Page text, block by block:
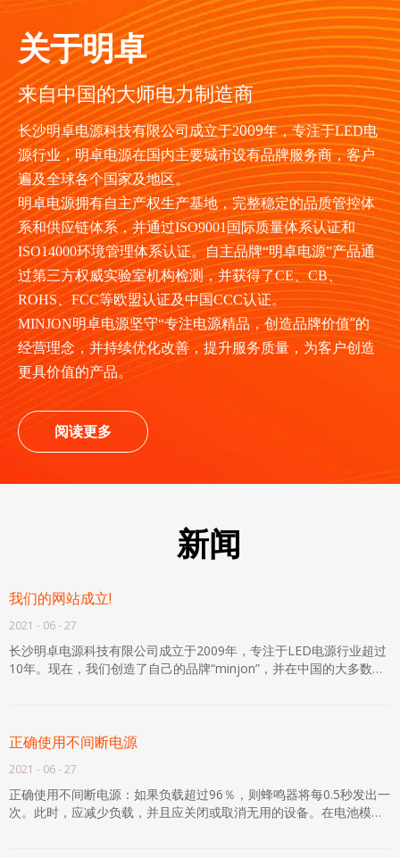
关于明卓
来自中国的大师电力制造商
长沙明卓电源科技有限公司成立于2009年，专注于LED电
源行业，明卓电源在国内主要城市设有品牌服务商，客户
遍及全球各个国家及地区。
明卓电源拥有自主产权生产基地，完整稳定的品质管控体
系和供应链体系，并通过ISO9001国际质量体系认证和
ISO14000环境管理体系认证。自主品牌“明卓电源”产品通
过第三方权威实验室机构检测，并获得了CE、CB、
ROHS 、FCC等欧盟认证及中国CCC认证。
MINJON明卓电源坚守“专注电源精品，创造品牌价值”的
经营理念，并持续优化改善，提升服务质量 ， 为客户创造
更具价值的产品。
阅读更多
新闻
我们的网站成立!
2021 - 06-27
长沙明卓电源科技有限公司成立于2009年，专注于LED电源行业超过
10年。现在，我们创造了自己的品牌“minjon”，并在中国的大多数主
组件，确保LED电源的高质量和稳定性。我们的产品广泛用于广告标
正确使用不间断电源
2021 - 06-27
正确使用不间断电源：如果负载超过96％，则蜂鸣器将每0.5秒发出一
次。此时，应减少负载，并且应关闭或取消无用的设备。在电池模式